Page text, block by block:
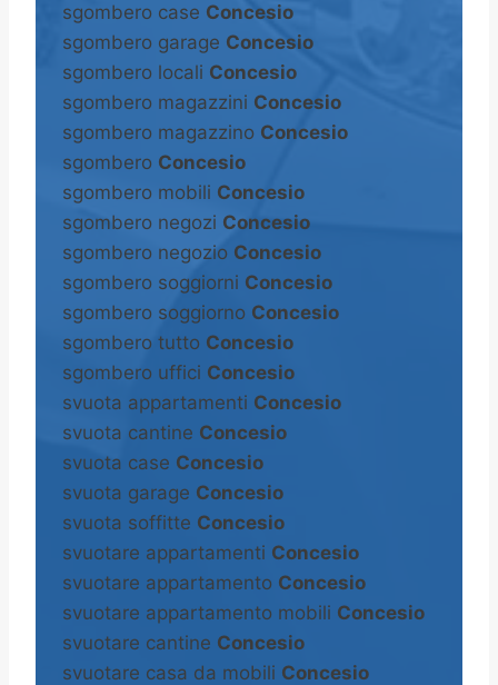
sgombero case Concesio
sgombero garage Concesio
sgombero locali Concesio
sgombero magazzini Concesio
sgombero magazzino Concesio
sgombero Concesio
sgombero mobili Concesio
sgombero negozi Concesio
sgombero negozio Concesio
sgombero soggiorni Concesio
sgombero soggiorno Concesio
sgombero tutto Concesio
sgombero uffici Concesio
svuota appartamenti Concesio
svuota cantine Concesio
svuota case Concesio
svuota garage Concesio
svuota soffitte Concesio
svuotare appartamenti Concesio
svuotare appartamento Concesio
svuotare appartamento mobili Concesio
svuotare cantine Concesio
svuotare casa da mobili Concesio